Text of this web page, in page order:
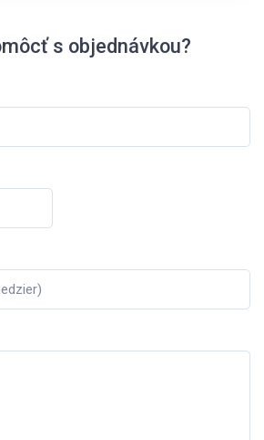
s objednávkou?